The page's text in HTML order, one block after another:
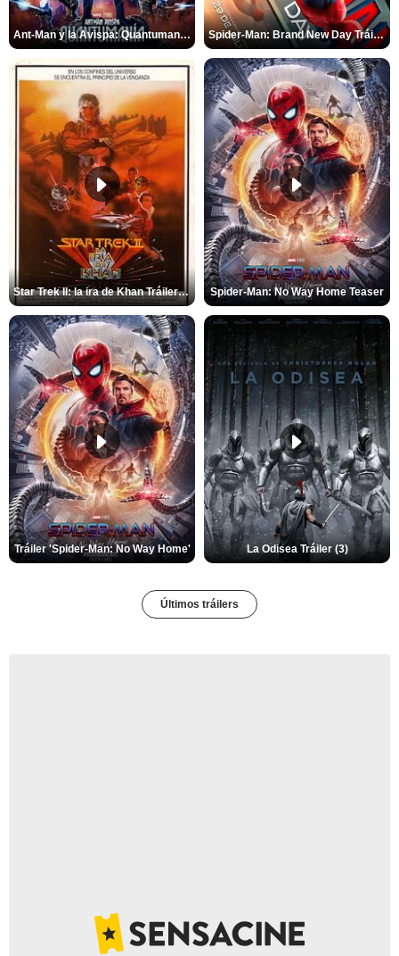
Ant-Man y la Avispa: Quantumanía Tráiler (2) Spider-Man: Brand New Day Tráiler (3)
Star Trek II: la ira de Khan Tráiler VO Spider-Man: No Way Home Teaser
Tráiler 'Spider-Man: No Way Home' La Odisea Tráiler (3)
Últimos tráilers